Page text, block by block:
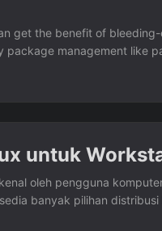
get the benefit of
management like
workstations / VMs for the
the configurations,
The offered approach allows
so we technically
untuk
oleh pengguna
banyak pilihan distribusi
seperti Ubuntu